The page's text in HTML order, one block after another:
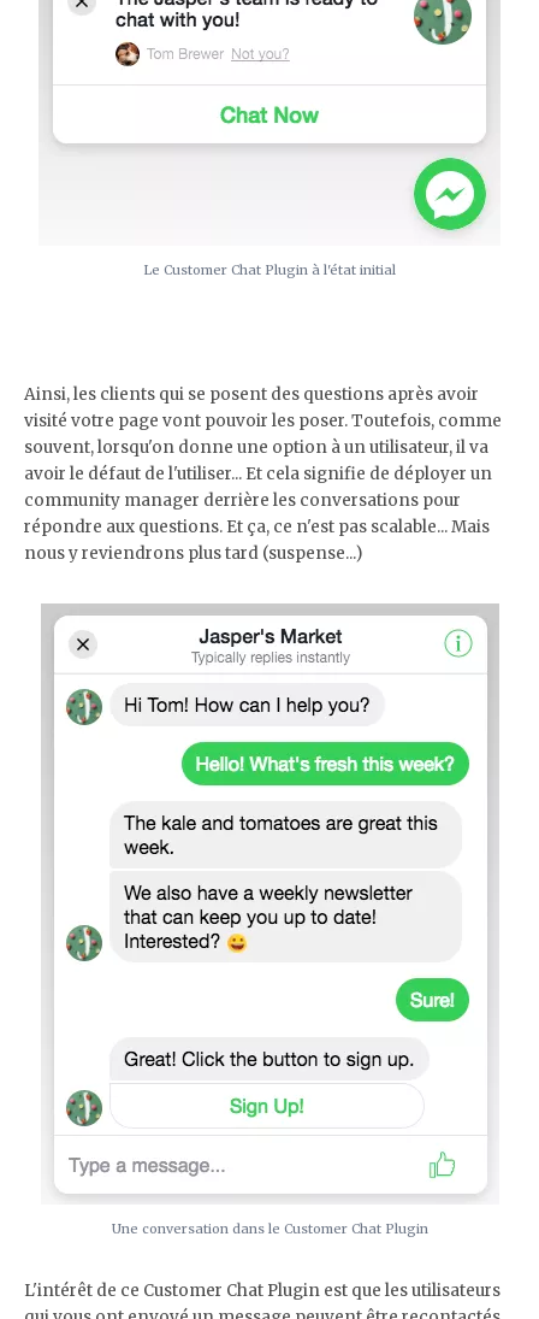
Le Customer Chat Plugin à l'état initial
Ainsi, les clients qui se posent des questions après avoir
visité votre page vont pouvoir les poser. Toutefois, comme
souvent, lorsqu'on donne une option à un utilisateur, il va
avoir le défaut de l'utiliser... Et cela signifie de déployer un
community manager derrière les conversations pour
répondre aux questions. Et ça, ce n'est pas scalable... Mais
nous y reviendrons plus tard (suspense...)
Une conversation dans le Customer Chat Plugin
L'intérêt de ce Customer Chat Plugin est que les utilisateurs